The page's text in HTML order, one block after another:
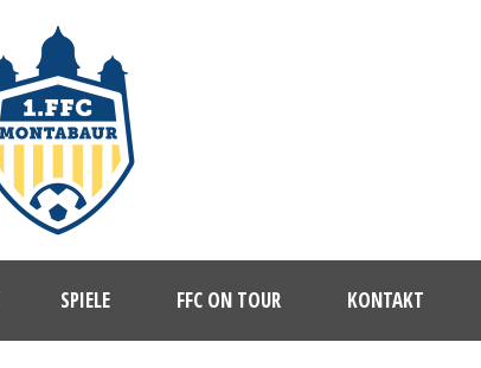
SPIELE FFC ON TOUR KONTAKT